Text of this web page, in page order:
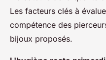
Les facteurs clés à
compétence des
bijoux proposés.